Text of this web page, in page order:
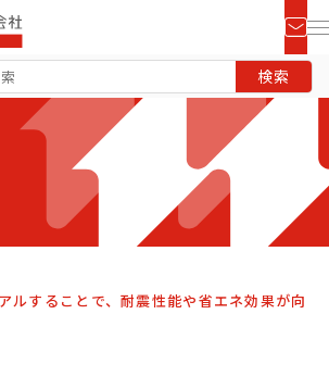
ルすることで、耐震性能や省エネ効果が向